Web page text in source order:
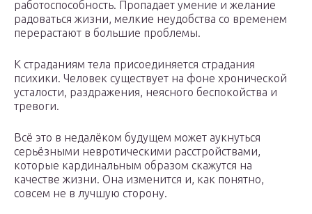
работоспособность. Пропадает умение и желание
радоваться жизни, мелкие неудобства со временем
перерастают в большие проблемы.
К страданиям тела присоединяется страдания
психики. Человек существует на фоне хронической
усталости, раздражения, неясного беспокойства и
тревоги.
Всё это в недалёком будущем может аукнуться
серьёзными невротическими расстройствами,
которые кардинальным образом скажутся на
качестве жизни. Она изменится и, как понятно,
совсем не в лучшую сторону.